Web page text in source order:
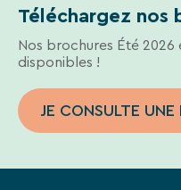
confidentialité
sur
la
page
mentions
légales
Téléchargez nos
Nos brochures Été
disponibles !
JE CONSULTE